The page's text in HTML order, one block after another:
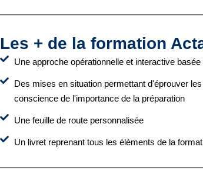
Les + de la formation
Une approche opérationnelle et interactive
Des mises en situation permettant d'éprouver
conscience de l'importance de la préparation
Une feuille de route personnalisée
Un livret reprenant tous les élèments de la